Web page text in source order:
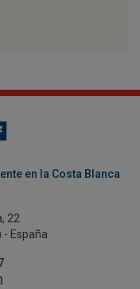
en la Costa Blanca
22
España